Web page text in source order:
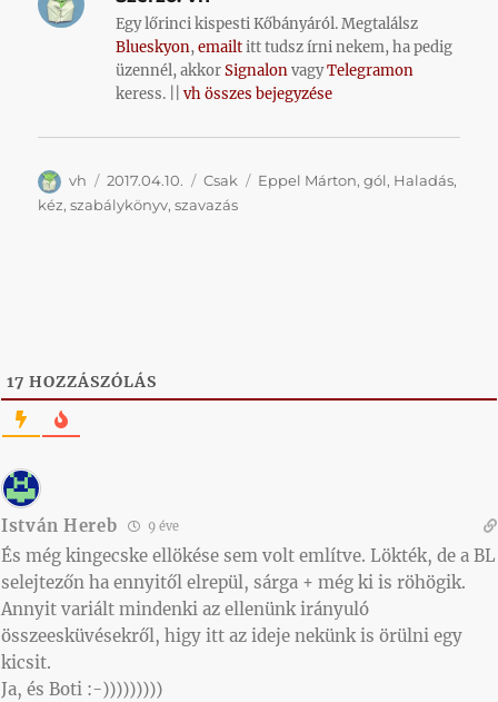
Egy lőrinci kispesti Kőbányáról. Megtalálsz
Blueskyon,emailtitt tudsz írni nekem, ha pedig
üzennél, akkorSignalonvagyTelegramon
keress. ||vh összes bejegyzése
Szerző
vh Közzétéve
2017.04.10. Kategória
Csak Címke
Eppel Márton,gól, Haladás,
kéz,szabálykönyv,szavazás
17 HOZZÁSZÓLÁS
István Hereb 9 éve
És még kingecske ellökése sem volt említve. Lökték, de a BL
selejtezőn ha ennyitől elrepül, sárga + még ki is röhögik.
Annyit variált mindenki az ellenünk irányuló
összeesküvésekről, higy itt az ideje nekünk is örülni egy
kicsit.
Ja, és Boti :-)))))))))